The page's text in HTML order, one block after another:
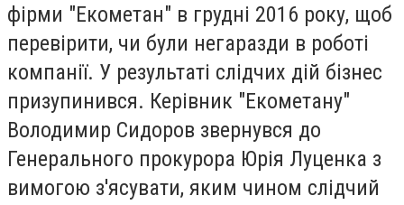
фірми "Екометан" в грудні 2016 року, щоб
перевірити, чи були негаразди в роботі
компанії. У результаті слідчих дій бізнес
призупинився. Керівник "Екометану"
Володимир Сидоров звернувся до
Генерального прокурора Юрія Луценка з
вимогою з'ясувати, яким чином слідчий